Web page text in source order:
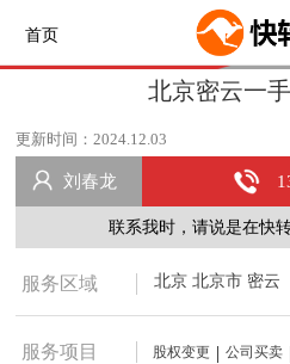
首页
北京密云一
更新时间：2024.12.03
刘春龙
联系我时，请说是在快
服务区域 北京 北京市 密云
服务项目 股权变更 公司买卖